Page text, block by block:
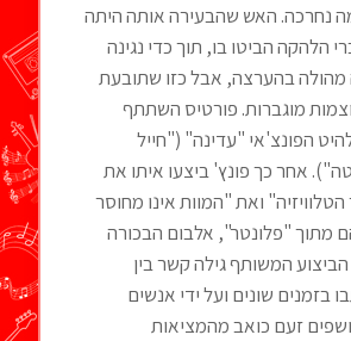
נחרכה. האש שהבעירה אותה היתה
הלהקה הביטו בו, תוך כדי נגינה
מהולה בהערצה, אבל כזו שתובעת
מוגברות. פורטיס השתתף
הפונצ'אי "עדינה" ("חייל
אחר כך פונץ' ביצעו איתו את
ואת "המוות אינו מחוסר
מתוך "פלונטר", אלבום הבכורה
המשותף גילה קשר בין
בזמנים שונים ועל ידי אנשים
זעם כואב מהמציאות